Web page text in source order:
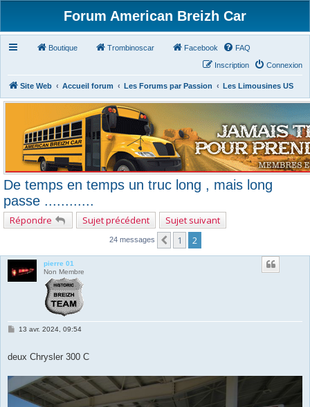
Forum American Breizh Car
Boutique Trombinoscar Facebook FAQ
Connexion
Inscription
Site Web Accueil forum Les Forums par Passion Les Limousines US
De temps en temps un truc long , mais long
passe ............
Répondre Sujet précédent Sujet suivant
24 messages Précédent
1 2
pierre 01
Non Membre
M
a
e
13 avr. 2024, 09:54
deux Chrysler 300 C